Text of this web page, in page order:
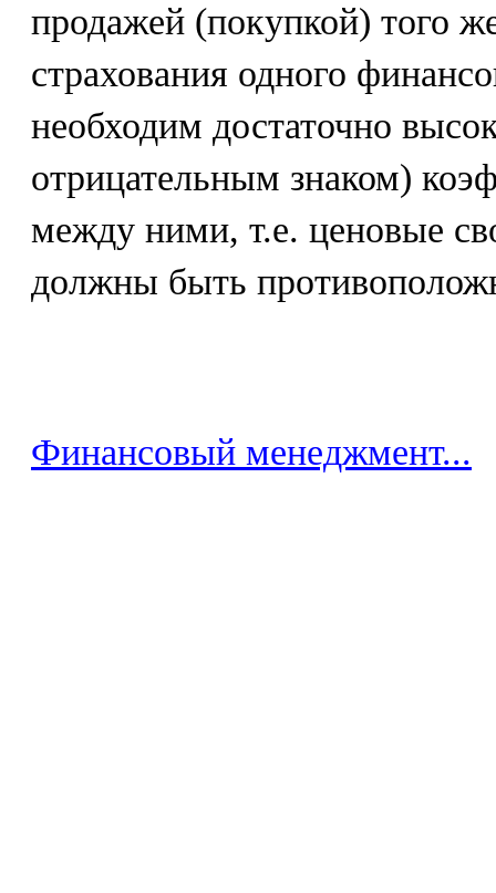
продажей (покупкой) того
страхования одного
необходим достаточно
отрицательным знаком)
между ними, т.е. ценовые
должны быть
Финансовый менеджмент...